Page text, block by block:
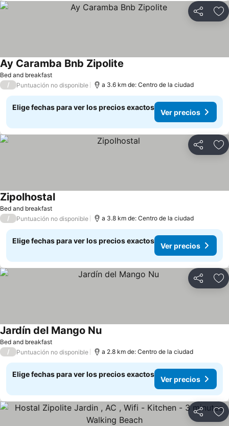
Compartir
Bed and breakfast
Ay Caramba Bnb Zipolite
/ Puntuación no disponible a 3.6 km de: Centro de la ciudad
Elige fechas para ver los precios exactos
Ver precios
Compartir
Bed and breakfast
Zipolhostal
/ Puntuación no disponible a 3.8 km de: Centro de la ciudad
Elige fechas para ver los precios exactos
Ver precios
Compartir
Bed and breakfast
Jardín del Mango Nu
/ Puntuación no disponible a 2.8 km de: Centro de la ciudad
Elige fechas para ver los precios exactos
Ver precios
Compartir